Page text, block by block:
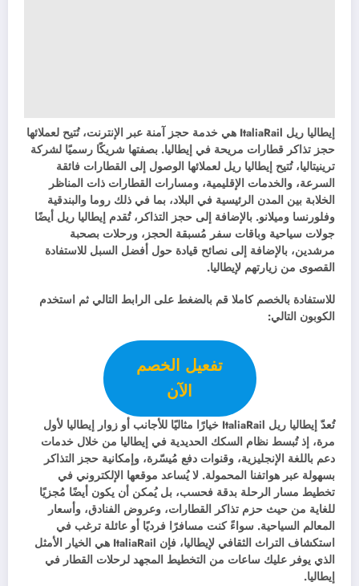
إيطاليا ريل ItaliaRail هي خدمة حجز آمنة عبر الإنترنت، تُتيح لعملائها
حجز تذاكر قطارات مريحة في إيطاليا. بصفتها شريكًا رسميًا لشركة
ترينيتاليا، تُتيح إيطاليا ريل لعملائها الوصول إلى القطارات فائقة
السرعة، والخدمات الإقليمية، ومسارات القطارات ذات المناظر
الخلابة بين المدن الرئيسية في البلاد، بما في ذلك روما والبندقية
وفلورنسا وميلانو. بالإضافة إلى حجز التذاكر، تُقدم إيطاليا ريل أيضًا
جولات سياحية وباقات سفر مُسبقة الحجز، ورحلات بصحبة
مرشدين، بالإضافة إلى نصائح قيادة حول أفضل السبل للاستفادة
القصوى من زيارتهم لإيطاليا.
للاستفادة بالخصم كاملا قم بالضغط على الرابط التالي ثم استخدم
الكوبون التالي:
تفعيل الخصم
الآن
تُعدّ إيطاليا ريل ItaliaRail خيارًا مثاليًا للأجانب أو زوار إيطاليا لأول
مرة، إذ تُبسط نظام السكك الحديدية في إيطاليا من خلال خدمات
دعم باللغة الإنجليزية، وقنوات دفع مُيسّرة، وإمكانية حجز التذاكر
بسهولة عبر هواتفنا المحمولة. لا يُساعد موقعها الإلكتروني في
تخطيط مسار الرحلة بدقة فحسب، بل يُمكن أن يكون أيضًا مُجزيًا
للغاية من حيث حزم تذاكر القطارات، وعروض الفنادق، وأسعار
المعالم السياحية. سواءً كنت مسافرًا فرديًا أو عائلة ترغب في
استكشاف التراث الثقافي لإيطاليا، فإن ItaliaRail هي الخيار الأمثل
الذي يوفر عليك ساعات من التخطيط المجهد لرحلات القطار في
إيطاليا.